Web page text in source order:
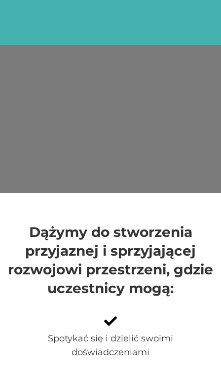
Dążymy do stworzenia
przyjaznej i sprzyjającej
rozwojowi przestrzeni, gdzie
uczestnicy mogą:
Spotykać się i dzielić swoimi
doświadczeniami